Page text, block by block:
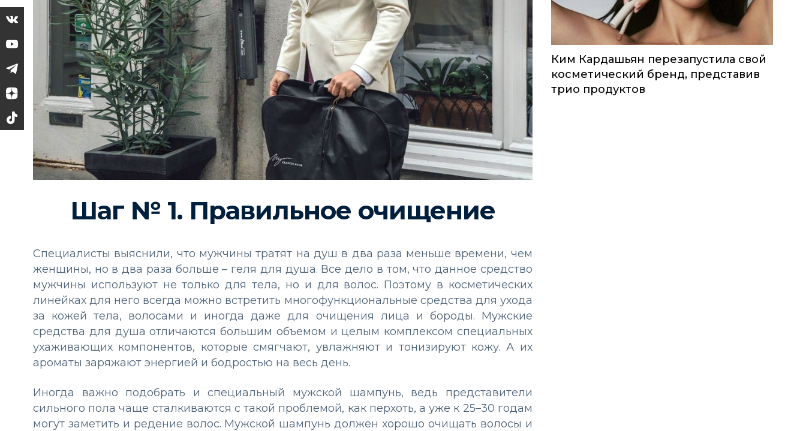
Шаг № 1. Правильное очищение
Специалисты выяснили, что мужчины тратят на душ в два раза меньше времени, чем
женщины, но в два раза больше – геля для душа. Все дело в том, что данное средство
мужчины используют не только для тела, но и для волос. Поэтому в косметических
линейках для него всегда можно встретить многофункциональные средства для ухода
за кожей тела, волосами и иногда даже для очищения лица и бороды. Мужские
средства для душа отличаются большим объемом и целым комплексом специальных
ухаживающих компонентов, которые смягчают, увлажняют и тонизируют кожу. А их
ароматы заряжают энергией и бодростью на весь день.
Иногда важно подобрать и специальный мужской шампунь, ведь представители
сильного пола чаще сталкиваются с такой проблемой, как перхоть, а уже к 25–30 годам
могут заметить и редение волос. Мужской шампунь должен хорошо очищать волосы и
Ким Кардашьян перезапустила свой
косметический бренд, представив
трио продуктов